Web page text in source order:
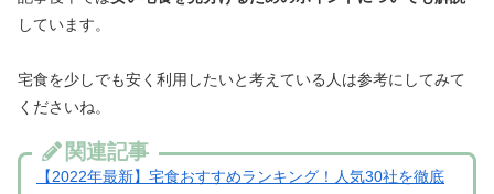
しています。
宅食を少しでも安く利用したいと考えている人は参考にしてみて
くださいね。
関連記事
【2022年最新】宅食おすすめランキング！人気30社を徹底